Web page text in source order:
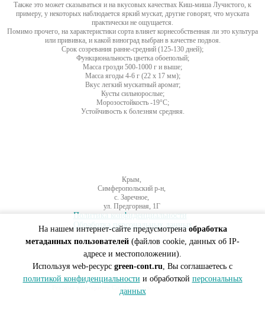
На нашем интернет-сайте предусмотренаобработка
метаданных пользователей (файлов cookie, данных об IP-
адресе и местоположении).
Используя web-ресурс green-cont.ru, Вы соглашаетесь с
политикой конфиденциальности и обработкой персональных
данных
Также это может сказываться и на вкусовых качествах Киш-миша Лучистого, к
примеру, у некоторых наблюдается яркий мускат, другие говорят, что муската
практически не ощущается.
Помимо прочего, на характеристики сорта влияет корнесобственная ли это культура
или прививка, и какой виноград выбран в качестве подвоя.
Срок созревания ранне-средний (125-130 дней);
Функциональность цветка обоеполый;
Масса грозди 500-1000 г и выше;
Масса ягоды 4-6 г (22 х 17 мм);
Вкус легкий мускатный аромат;
Кусты сильнорослые;
Морозостойкость -19°С;
Устойчивость к болезням средняя.
Крым,
Симферопольский р-н,
с. Заречное,
ул. Предгорная, 1Г
Политика конфиденциальности
Обработка персональных данных
Создание сайтов Симферополь